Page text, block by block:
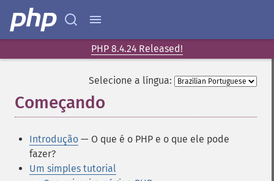
PHP 8.4.24 Released!
Selecione a língua:
Começando
Introdução — O que é o PHP e o que ele pode
fazer?
Um simples tutorial